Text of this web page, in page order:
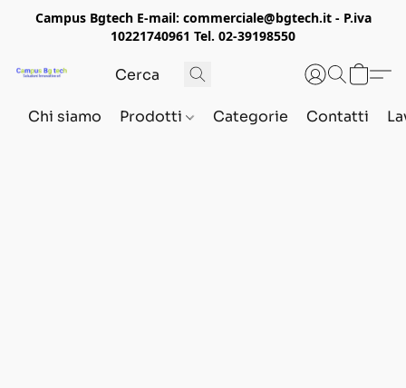
Campus Bgtech E-mail: commerciale@bgtech.it - P.iva
10221740961 Tel. 02-39198550
Chi siamo Prodotti Categorie Contatti